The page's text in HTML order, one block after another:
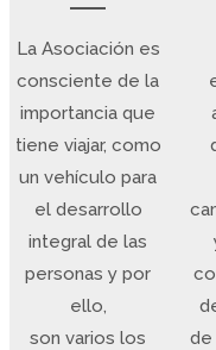
La Asociación es
consciente de la
importancia que
tiene viajar, como
un vehículo para
el desarrollo
integral de las
personas y por
ello,
son varios los
de